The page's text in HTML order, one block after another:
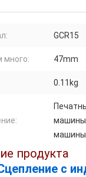
GCR15
много: 47mm
0.11kg
машины
продукта
с